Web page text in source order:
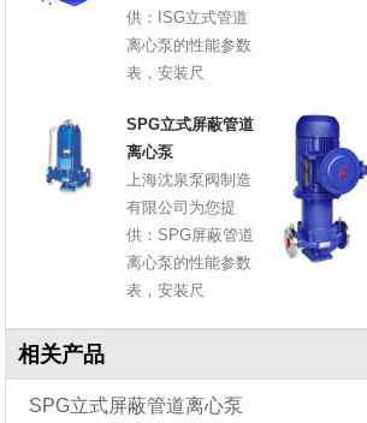
供：ISG立式管道
离心泵的性能参数
表，安装尺
SPG立式屏蔽管道
离心泵
上海沈泉泵阀制造
有限公司为您提
供：SPG屏蔽管道
离心泵的性能参数
表，安装尺
相关产品
SPG立式屏蔽管道离心泵